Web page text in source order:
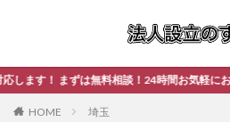
す！ まずは無料相談！24時間お気軽にお問
HOME 埼玉